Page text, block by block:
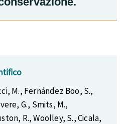
M., Fernández Boo, S.,
G., Smits, M.,
R., Woolley, S., Cicala,